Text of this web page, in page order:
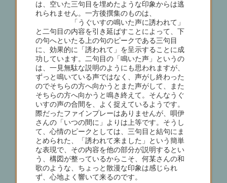
は、空いた三句目を埋めたような印象からは逃
れられません。一方後撰集のものは、
「うぐいすの鳴いた声に誘われて」
と二句目の内容を引き延ばすことによって、下
の句へといたる上の句のピークである三句目
に、効果的に「誘われて」を呈示することに成
功しています。二句目の「鳴いた声」というの
は、一見無駄な説明のようにも思われますが、
ずっと鳴いている声ではなく、声がし終わった
のでそちらの方へ向かうとまた声がして、また
そちらの方へ向かうと鳴き終えて。そんなうぐ
いすの声の合間を、よく捉えているようです。
際だったファインプレーはありませんが、唄伊
さんの「いつの間に」よりは上等です。そうし
て、心情のピークとしては、三句目と結句にま
とめられた、「誘われて来ました」という簡単
な表現で、その内容を他の部分が説明するとい
う、構図が整っているからこそ、何某さんの和
歌のような、ちょっと散漫な印象は感じられ
ず、心地よく響いて来るのです。